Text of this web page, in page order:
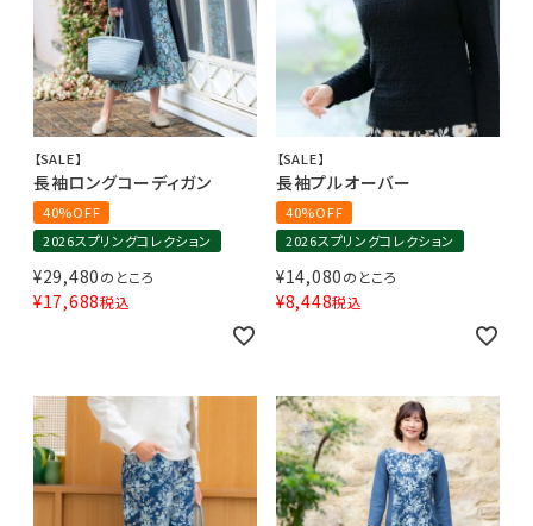
【SALE】
長袖ロングコーディガン
40%OFF
2026スプリングコレクション
¥29,480のところ
¥17,688税込
【SALE】
長袖プルオーバー
40%OFF
2026スプリングコレクション
¥14,080のところ
¥8,448税込